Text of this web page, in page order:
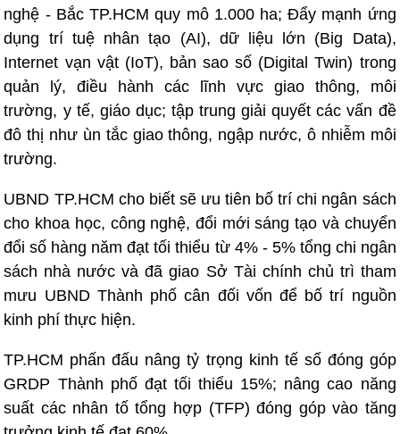
nghệ - Bắc TP.HCM quy mô 1.000 ha; Đẩy mạnh ứng
dụng trí tuệ nhân tạo (AI), dữ liệu lớn (Big Data),
Internet vạn vật (IoT), bản sao số (Digital Twin) trong
quản lý, điều hành các lĩnh vực giao thông, môi
trường, y tế, giáo dục; tập trung giải quyết các vấn đề
đô thị như ùn tắc giao thông, ngập nước, ô nhiễm môi
trường.
UBND TP.HCM cho biết sẽ ưu tiên bố trí chi ngân sách
cho khoa học, công nghệ, đổi mới sáng tạo và chuyển
đổi số hàng năm đạt tối thiểu từ 4% - 5% tổng chi ngân
sách nhà nước và đã giao Sở Tài chính chủ trì tham
mưu UBND Thành phố cân đối vốn để bố trí nguồn
kinh phí thực hiện.
TP.HCM phấn đấu nâng tỷ trọng kinh tế số đóng góp
GRDP Thành phố đạt tối thiểu 15%; nâng cao năng
suất các nhân tố tổng hợp (TFP) đóng góp vào tăng